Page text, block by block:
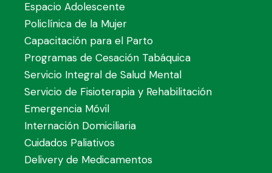
Espacio Adolescente
Policlínica de la Mujer
Capacitación para el Parto
Programas de Cesación Tabáquica
Servicio Integral de Salud Mental
Servicio de Fisioterapia y Rehabilitación
Emergencia Móvil
Internación Domiciliaria
Cuidados Paliativos
Delivery de Medicamentos